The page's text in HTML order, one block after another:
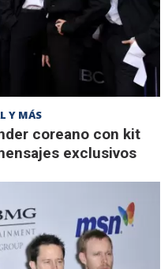
Y MÁS
coreano con kit
exclusivos